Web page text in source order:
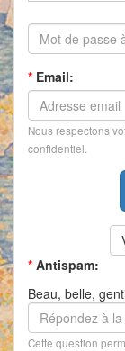
* Email:
Nous respectons
confidentiel.
* Antispam:
Beau, belle,
Cette question